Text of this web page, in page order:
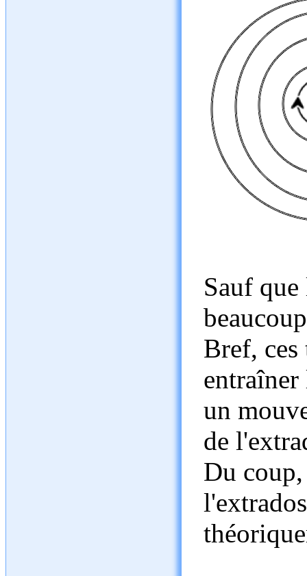
Sauf
Bref,
entraîner
un
de
Du